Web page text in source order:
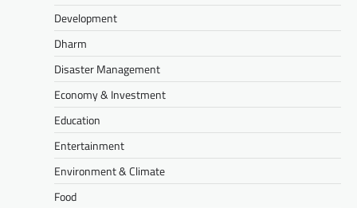
Development
Dharm
Disaster Management
Economy & Investment
Education
Entertainment
Environment & Climate
Food